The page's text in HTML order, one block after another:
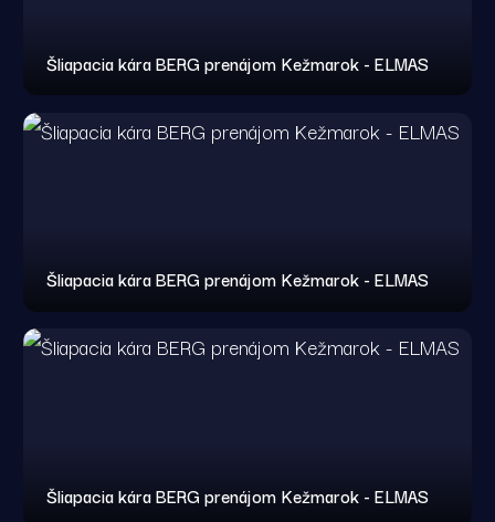
Šliapacia kára BERG prenájom Kežmarok - ELMAS
Šliapacia kára BERG prenájom Kežmarok - ELMAS
Šliapacia kára BERG prenájom Kežmarok - ELMAS